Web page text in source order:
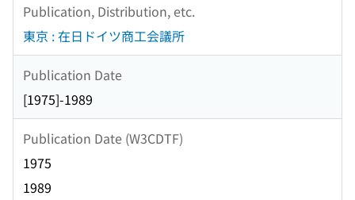
Publication, Distribution, etc.
東京 : 在日ドイツ商工会議所
Publication Date
[1975]-1989
Publication Date (W3CDTF)
1975
1989